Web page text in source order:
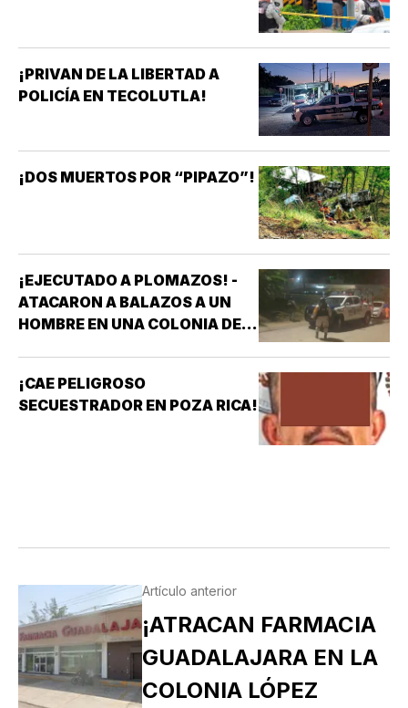
¡PRIVAN DE LA LIBERTAD A
POLICÍA EN TECOLUTLA!
¡DOS MUERTOS POR “PIPAZO”!
¡EJECUTADO A PLOMAZOS! -
ATACARON A BALAZOS A UN
HOMBRE EN UNA COLONIA DE
¡CAE PELIGROSO
SECUESTRADOR EN POZA RICA!
Artículo anterior
¡ATRACAN FARMACIA
GUADALAJARA EN LA
COLONIA LÓPEZ